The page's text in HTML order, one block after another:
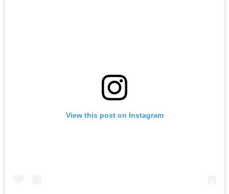
View this post on Instagram